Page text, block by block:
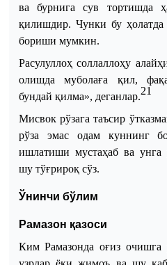
ва бурнига сув тортишда
қилишдир. Чунки бу ҳолатда
бориши мумкин.
Расулуллоҳ соллаллоҳу
олишда муболаға қил,
бундай қилма», деганлар.21
Мисвок рўзага таъсир
рўза эмас одам куннинг
ишлатиши мустаҳаб ва унга
шу тўғрироқ сўз.
Ўнинчи бўлим
Рамазон қазоси
Ким Рамазонда оғиз очишга